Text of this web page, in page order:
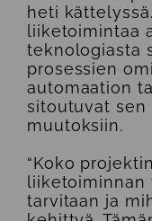
heti
liiketoimintaa
teknologiasta
prosessien
automaation
sitoutuvat sen
muutoksiin.
“Koko
liiketoiminnan
tarvitaan ja